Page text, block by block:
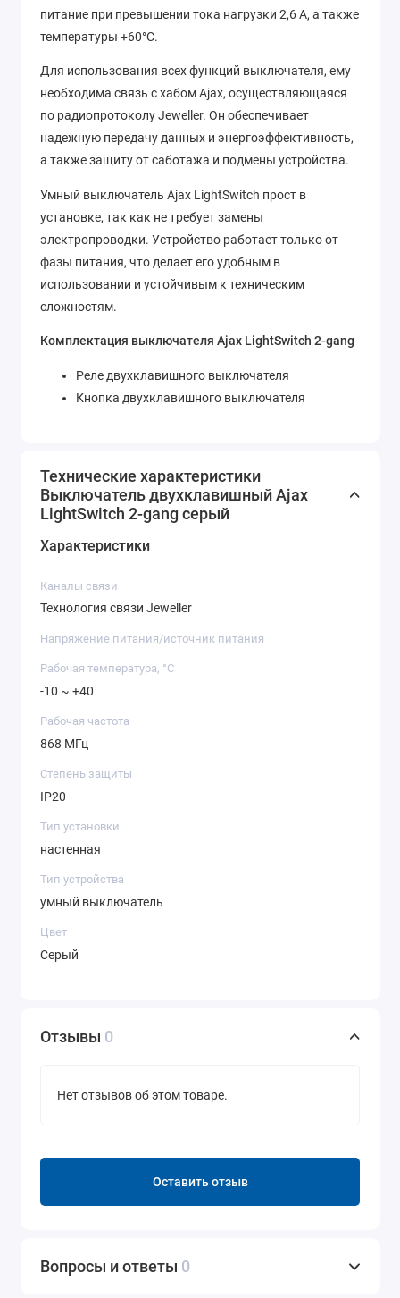
питание при превышении тока нагрузки 2,6 А, а также
температуры +60°C.
Для использования всех функций выключателя, ему
необходима связь с хабом Ajax, осуществляющаяся
по радиопротоколу Jeweller. Он обеспечивает
надежную передачу данных и энергоэффективность,
а также защиту от саботажа и подмены устройства.
Умный выключатель Ajax LightSwitch прост в
установке, так как не требует замены
электропроводки. Устройство работает только от
фазы питания, что делает его удобным в
использовании и устойчивым к техническим
сложностям.
Комплектация выключателя Ajax LightSwitch 2-gang
Реле двухклавишного выключателя
Кнопка двухклавишного выключателя
Технические характеристики
Выключатель двухклавишный Ajax
LightSwitch 2-gang серый
Характеристики
Каналы связи
Технология связи Jeweller
Напряжение питания/источник питания
Рабочая температура, °C
-10 ~ +40
Рабочая частота
868 МГц
Степень защиты
IP20
Тип установки
настенная
Тип устройства
умный выключатель
Цвет
Серый
Отзывы 0
Нет отзывов об этом товаре.
Оставить отзыв
Вопросы и ответы 0